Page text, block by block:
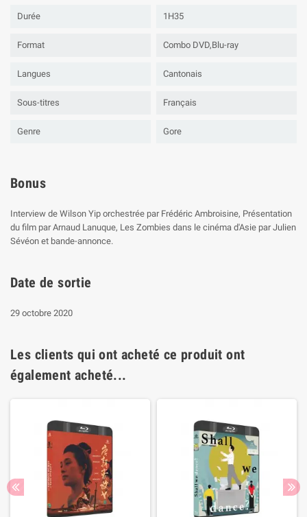
Durée 1H35
Format Combo DVD,Blu-ray
Langues Cantonais
Sous-titres Français
Genre Gore
Bonus
Interview de Wilson Yip orchestrée par Frédéric Ambroisine, Présentation
du film par Arnaud Lanuque, Les Zombies dans le cinéma d'Asie par Julien
Sévéon et bande-annonce.
Date de sortie
29 octobre 2020
Les clients qui ont acheté ce produit ont
également acheté...